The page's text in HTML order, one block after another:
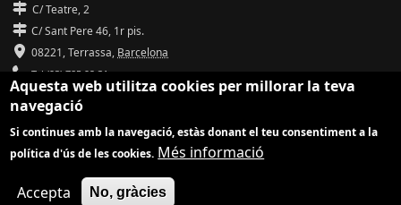
C/ Teatre, 2
C/ Sant Pere 46, 1r pis.
08221,Terrassa, Barcelona
Tel (93) 785 92 31
info@amicsdelesarts-jjmm.cat
www.amicsdelesarts-jjmm.cat
Adaptació de
Aquesta web utilitza cookies per millorar la teva
navegació
Si continues amb la navegació, estàs donant el teu consentiment a la
política d'ús de les cookies. Més informació
Accepta No, gràcies